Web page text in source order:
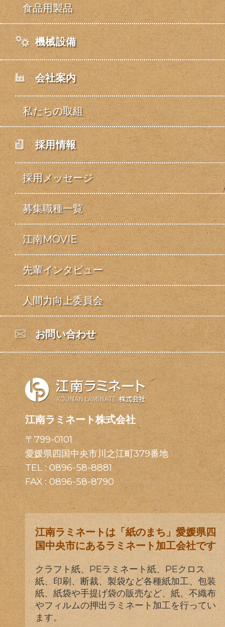
食品用製品
機械設備
会社案内
私たちの取組
採用情報
採用メッセージ
募集職種一覧
江南MOVIE
先輩インタビュー
人間力向上委員会
お問い合わせ
江南ラミネート株式会社
〒799-0101
愛媛県四国中央市川之江町379番地
TEL :0896-58-8881
FAX : 0896-58-8790
江南ラミネートは「紙のまち」愛媛県四
国中央市にあるラミネート加工会社です
クラフト紙、PEラミネート紙、PEクロス
紙、印刷、断裁、製袋など各種紙加工、包装
紙、紙袋や手提げ袋の販売など、紙、不織布
やフィルムの押出ラミネート加工を行ってい
ます。